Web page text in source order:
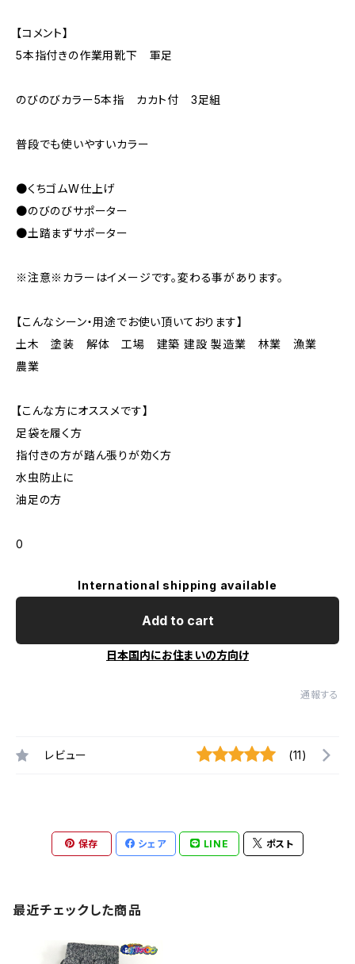
【コメント】
5本指付きの作業用靴下 軍足
のびのびカラー5本指 カカト付 3足組
普段でも使いやすいカラー
●くちゴムW仕上げ
●のびのびサポーター
●土踏まずサポーター
※注意※カラーはイメージです。変わる事があります。
【こんなシーン・用途でお使い頂いております】
土木 塗装 解体 工場 建築 建設 製造業 林業 漁業
農業
【こんな方にオススメです】
足袋を履く方
指付きの方が踏ん張りが効く方
水虫防止に
油足の方
0
International shipping available
Add to cart
日本国内にお住まいの方向け
通報する
レビュー (11)
保存 シェア LINE ポスト
最近チェックした商品